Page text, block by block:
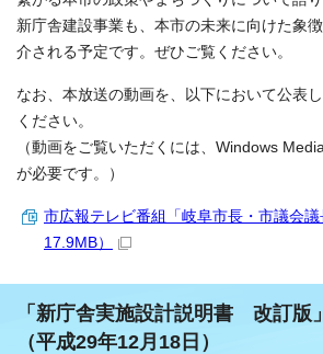
新庁舎建設事業も、本市の未来に向けた象
介される予定です。ぜひご覧ください。
なお、本放送の動画を、以下において公表
ください。
（動画をご覧いただくには、Windows
が必要です。）
市広報テレビ番組「岐阜市長・市議会
17.9MB）
「新庁舎実施設計説明書 改訂版
（平成29年12月18日）